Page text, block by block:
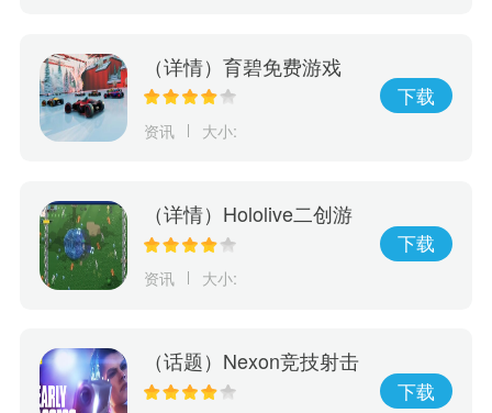
（详情）育碧免费游戏
《赛道狂飙》5月15日登
资讯 大小:
下载
（详情）Hololive二创游
戏《Holocure》获Cover
推出
资讯 大小:
下载
（话题）Nexon竞技射击
游戏《幕后高手》5月19
下载